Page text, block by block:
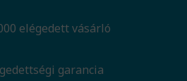
elégedett vásárló
garancia